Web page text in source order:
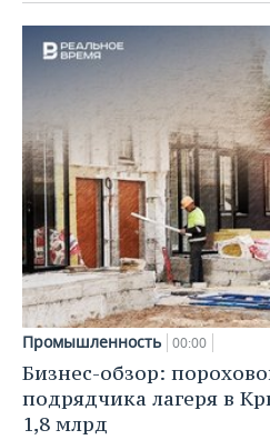
Промышленность 00:00
Бизнес-обзор:
подрядчика лагеря в
1,8 млрд